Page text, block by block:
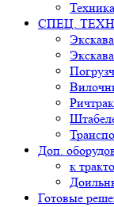
СПЕЦ.
Доп.
к
Готовые